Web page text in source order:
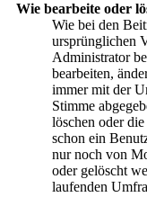
Wie bearbeite oder
Wie bei den
ursprünglichen
Administrator
bearbeiten,
immer mit der
Stimme
löschen oder
schon ein
nur noch von
oder gelöscht
laufenden